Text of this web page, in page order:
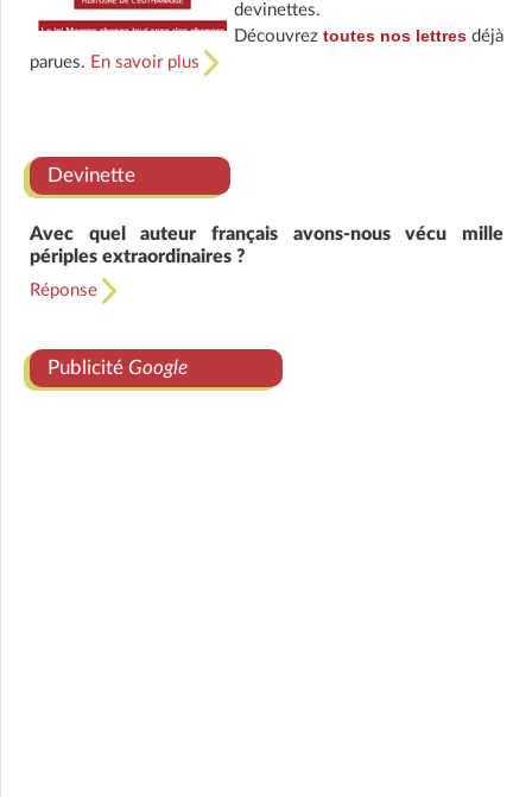
devinettes.
Découvrez toutes nos lettresdéjà
parues. En savoir plus
Devinette
Avec quel auteur français avons-nous vécu mille
périples extraordinaires ?
Réponse
Publicité Google